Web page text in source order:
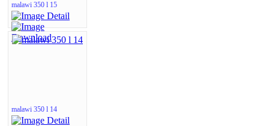
malawi 350 l 15
malawi 350 l 14